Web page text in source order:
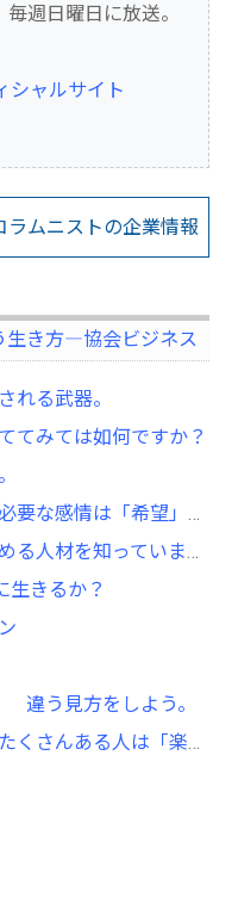
週日曜日に放送。
シャルサイト
ラムニストの企業情報
生き方―協会ビジネス
れる武器。
てみては如何ですか？
生きるか？
違う見方をしよう。